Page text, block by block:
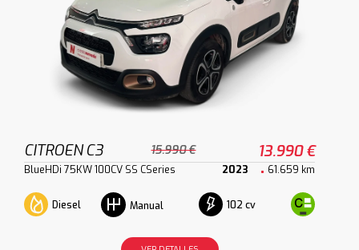
CITROEN C3 15.990 € 13.990 €
BlueHDi 75KW 100CV SS CSeries 2023 61.659 km
Diesel Manual 102 cv